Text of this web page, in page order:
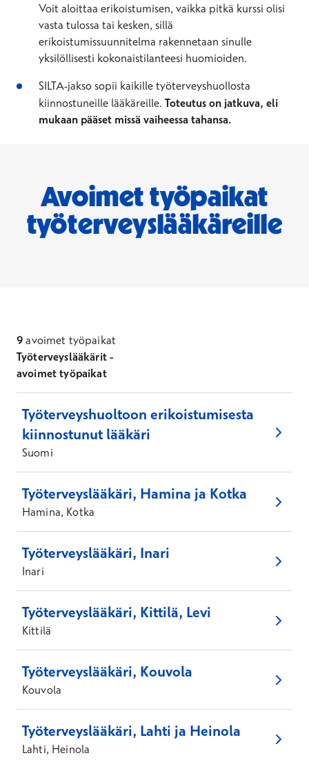
Voit aloittaa erikoistumisen, vaikka pitkä kurssi olisi
vasta tulossa tai kesken, sillä
erikoistumissuunnitelma rakennetaan sinulle
yksilöllisesti kokonaistilanteesi huomioiden.
SILTA-jakso sopii kaikille työterveyshuollosta
kiinnostuneille lääkäreille. Toteutus on jatkuva, eli
mukaan pääset missä vaiheessa tahansa.
Avoimet työpaikat
työterveyslääkäreille
9 avoimet työpaikat
Työterveyslääkärit -
avoimet työpaikat
Työterveyshuoltoon erikoistumisesta
kiinnostunut lääkäri
Suomi
Työterveyslääkäri, Hamina ja Kotka
Hamina, Kotka
Työterveyslääkäri, Inari
Inari
Työterveyslääkäri, Kittilä, Levi
Kittilä
Työterveyslääkäri, Kouvola
Kouvola
Työterveyslääkäri, Lahti ja Heinola
Lahti, Heinola